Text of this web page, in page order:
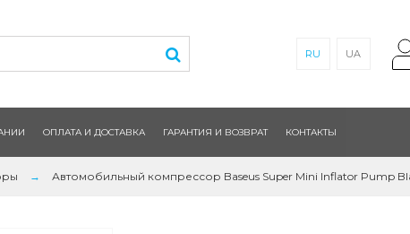
RU UA
ОПЛАТА И ДОСТАВКА ГАРАНТИЯ И ВОЗВРАТ КОНТАКТЫ
Автомобильный компрессор Baseus Super Mini Inflator Pump